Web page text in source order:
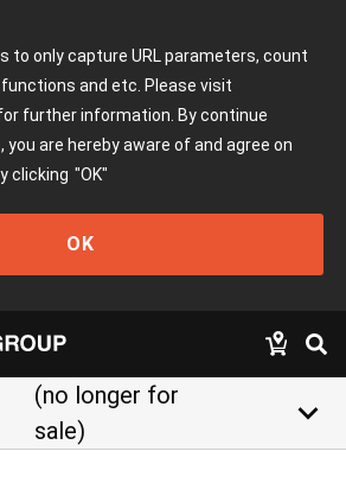
to only capture URL parameters, count
and etc. Please visit
further information. By continue
you are hereby aware of and agree on
clicking "OK"
OK
(no longer for
sale)
keyboard_arrow_down